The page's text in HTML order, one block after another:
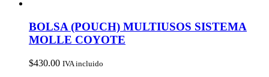
BOLSA (POUCH) MULTIUSOS SISTEMA
MOLLE COYOTE
$430.00 IVA incluido